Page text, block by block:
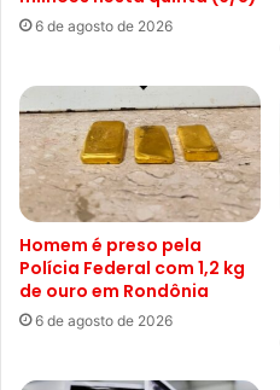
6 de agosto de 2026
Homem é preso pela
Polícia Federal com 1,2 kg
de ouro em Rondônia
6 de agosto de 2026